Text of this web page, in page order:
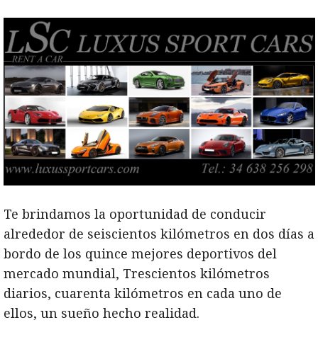
Te brindamos la oportunidad de conducir
alrededor de seiscientos kilómetros en dos días a
bordo de los quince mejores deportivos del
mercado mundial, Trescientos kilómetros
diarios, cuarenta kilómetros en cada uno de
ellos, un sueño hecho realidad.